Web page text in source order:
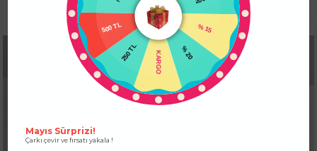
Pamuklu Basic Çizgili Kadın Bluz Lacivert
200 TL
% 15
% 20
KARGO
250 TL
Mayıs Sürprizi!
Çarkı çevir ve fırsatı yakala !